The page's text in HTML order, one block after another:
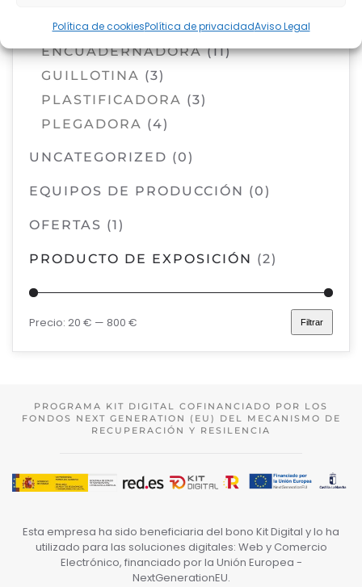
Política de cookiesPolítica de privacidadAviso Legal
DESTRUCTORA (11)
ENCUADERNADORA (11)
GUILLOTINA (3)
PLASTIFICADORA (3)
PLEGADORA (4)
UNCATEGORIZED (0)
EQUIPOS DE PRODUCCIÓN (0)
OFERTAS (1)
PRODUCTO DE EXPOSICIÓN (2)
Precio
mínimo
Precio
máximo
Filtrar
Precio: 20 € — 800 €
PROGRAMA KIT DIGITAL COFINANCIADO POR LOS
FONDOS NEXT GENERATION (EU) DEL MECANISMO DE
RECUPERACIÓN Y RESILENCIA
Esta empresa ha sido beneficiaria del bono Kit Digital y lo ha
utilizado para las soluciones digitales: Web y Comercio
Electrónico, financiado por la Unión Europea -
NextGenerationEU.